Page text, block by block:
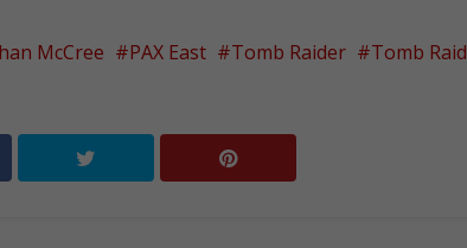
McCree PAX East Tomb Raider
Tomb